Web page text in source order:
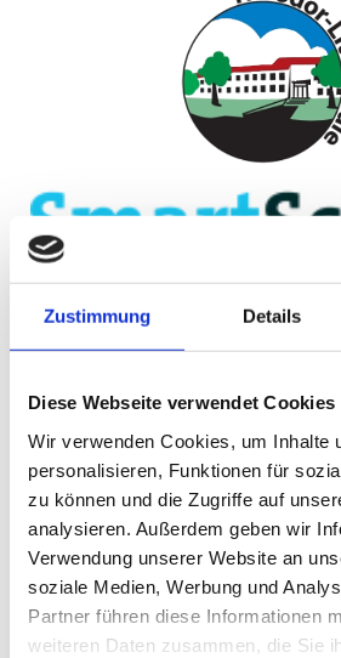
Zustimmung Details
Diese Webseite verwendet Cookies
Wir verwenden Cookies, um Inhalte
personalisieren, Funktionen für
zu können und die Zugriffe auf
analysieren. Außerdem geben wir
Verwendung unserer Website an
soziale Medien, Werbung und
Partner führen diese Informationen
weiteren Daten zusammen, die Sie